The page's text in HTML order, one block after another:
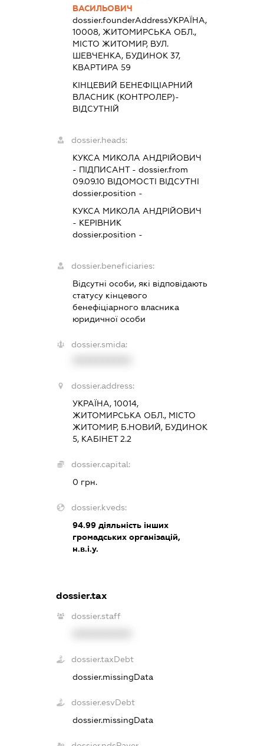
ВАСИЛЬОВИЧ
dossier.founderAddressУКРАЇНА,
10008, ЖИТОМИРСЬКА ОБЛ.,
МІСТО ЖИТОМИР, ВУЛ.
ШЕВЧЕНКА, БУДИНОК 37,
КВАРТИРА 59
КІНЦЕВИЙ БЕНЕФІЦІАРНИЙ
ВЛАСНИК (КОНТРОЛЕР)-
ВІДСУТНІЙ
dossier.heads:
КУКСА МИКОЛА АНДРІЙОВИЧ
- ПІДПИСАНТ- dossier.from
09.09.10 ВІДОМОСТІ ВІДСУТНІ
dossier.position -
КУКСА МИКОЛА АНДРІЙОВИЧ
- КЕРІВНИК
dossier.position -
dossier.beneficiaries:
Відсутні особи, які відповідають
статусу кінцевого
бенефіціарного власника
юридичної особи
dossier.smida:
dossier.address:
УКРАЇНА, 10014,
ЖИТОМИРСЬКА ОБЛ., МІСТО
ЖИТОМИР, Б.НОВИЙ, БУДИНОК
5, КАБІНЕТ 2.2
dossier.capital:
0 грн.
dossier.kveds:
94.99 діяльність інших
громадських організацій,
н.в.і.у.
dossier.tax
dossier.staff
dossier.taxDebt
dossier.missingData
dossier.esvDebt
dossier.missingData